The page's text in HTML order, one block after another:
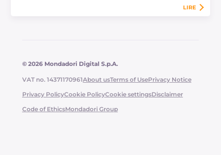
LIRE
© 2026 Mondadori Digital S.p.A.
VAT no. 14371170961About usTerms of UsePrivacy Notice
Privacy PolicyCookie PolicyCookie settingsDisclaimer
Code of EthicsMondadori Group